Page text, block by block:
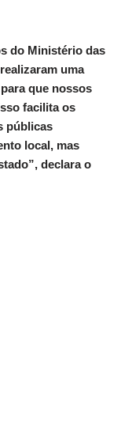
do Ministério das
uma
que nossos
facilita os
públicas
local, mas
declara o